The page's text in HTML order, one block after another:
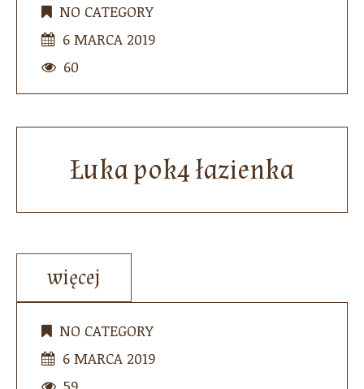
NO CATEGORY
6 MARCA 2019
60
Łuka pok4 łazienka
więcej
NO CATEGORY
6 MARCA 2019